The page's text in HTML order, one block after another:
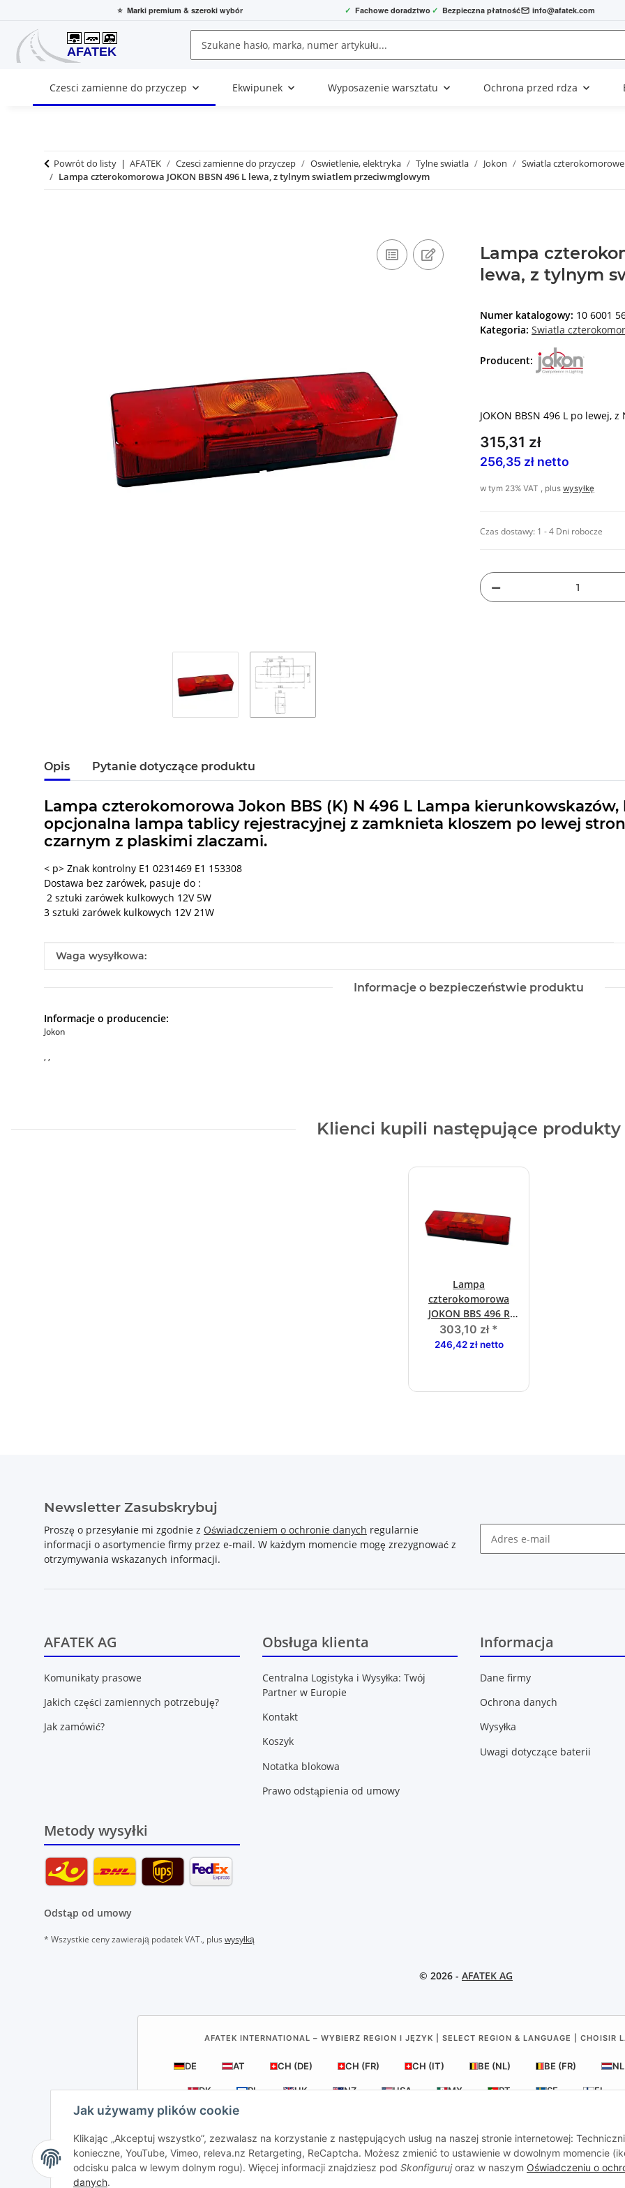
⭐ Marki premium & szeroki wybór ✓ Fachowe doradztwo ✓ Bezpieczna płatność info@afatek.com
Jak używamy plików cookie
Klikając „Akceptuj wszystko”, zezwalasz na korzystanie z następujących usług na naszej stronie internetowej:
konieczne, YouTube, Vimeo, releva.nz Retargeting, ReCaptcha. Możesz zmienić to ustawienie w dowolnym momencie
odcisku palca w lewym dolnym rogu). Więcej informacji znajdziesz pod Skonfigurujoraz w naszym Oświadczeniu o
danych.
Czesci zamienne do przyczep Ekwipunek Wyposazenie warsztatu Ochrona przed rdza
Powrót do listy AFATEK Czesci zamienne do przyczep Oswietlenie, elektryka Tylne swiatla Jokon
Swiatla czterokomorowe
Lampa czterokomorowa JOKON BBSN 496 L lewa, z tylnym swiatlem przeciwmglowym
Lampa
lewa, z tylnym
Numer katalogowy: 10 6001
Kategoria: Swiatla
Producent:
JOKON BBSN 496 L po lewej, z
315,31 zł
256,35 zł netto
w tym 23% VAT , plus wysyłkę
Czas dostawy: 1 - 4 Dni robocze
Opis Pytanie dotyczące produktu
Lampa czterokomorowa Jokon BBS (K) N 496 L Lampa
opcjonalna lampa tablicy rejestracyjnej z zamknieta kloszem po lewej
czarnym z plaskimi zlaczami.
< p> Znak kontrolny E1 0231469 E1 153308
Dostawa bez zarówek, pasuje do :
2 sztuki zarówek kulkowych 12V 5W
3 sztuki zarówek kulkowych 12V 21W
#productDetails.itemInformation#
#productDetails.itemValue#
Waga wysyłkowa:
Informacje o bezpieczeństwie produktu
Informacje o producencie:
Jokon
, ,
Klienci kupili następujące produkty
Lampa
czterokomorowa
JOKON BBS 496 R
prawa, bez tylnego
swiatla
303,10 zł *
246,42 zł netto
Newsletter Zasubskrybuj
Proszę o przesyłanie mi zgodnie z Oświadczeniem o ochronie danych regularnie
informacji o asortymencie firmy przez e-mail. W każdym momencie mogę zrezygnować z
otrzymywania wskazanych informacji.
AFATEK AG
Komunikaty prasowe
Jakich części zamiennych potrzebuję?
Jak zamówić?
Obsługa klienta
Centralna Logistyka i Wysyłka: Twój
Partner w Europie
Kontakt
Koszyk
Notatka blokowa
Prawo odstąpienia od umowy
Informacja
Dane firmy
Ochrona danych
Wysyłka
Uwagi dotyczące baterii
Metody wysyłki
Odstąp od umowy
* Wszystkie ceny zawierają podatek VAT., plus wysyłką
© 2026 - AFATEK AG
AFATEK INTERNATIONAL – WYBIERZ REGION I JĘZYK | SELECT REGION & LANGUAGE | CHOISIR
DE AT CH (DE) CH (FR) CH (IT) BE (NL) BE (FR) NL
DK PL UK NZ USA MX PT SE FI
AFATEK International| Twój partner w zakresie części zamiennych do przyczep i